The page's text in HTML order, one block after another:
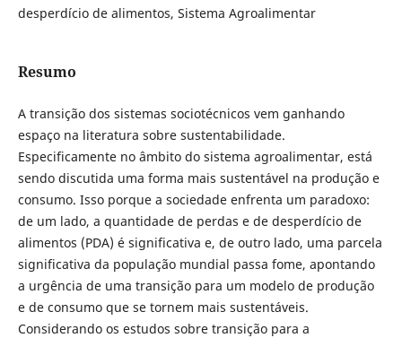
desperdício de alimentos, Sistema Agroalimentar
Resumo
A transição dos sistemas sociotécnicos vem ganhando
espaço na literatura sobre sustentabilidade.
Especificamente no âmbito do sistema agroalimentar, está
sendo discutida uma forma mais sustentável na produção e
consumo. Isso porque a sociedade enfrenta um paradoxo:
de um lado, a quantidade de perdas e de desperdício de
alimentos (PDA) é significativa e, de outro lado, uma parcela
significativa da população mundial passa fome, apontando
a urgência de uma transição para um modelo de produção
e de consumo que se tornem mais sustentáveis.
Considerando os estudos sobre transição para a